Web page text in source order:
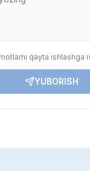
qayta ishlashga
YUBORISH